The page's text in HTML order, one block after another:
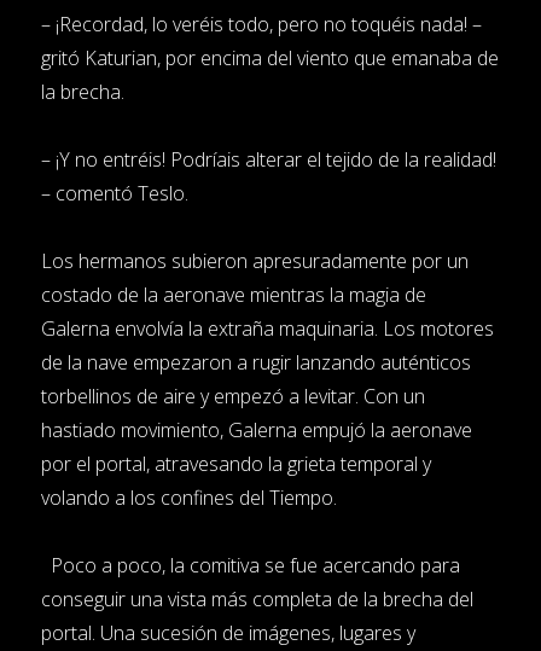
– ¡Recordad, lo veréis todo, pero no toquéis nada! –
gritó Katurian, por encima del viento que emanaba de
la brecha.
– ¡Y no entréis! Podríais alterar el tejido de la realidad!
– comentó Teslo.
Los hermanos subieron apresuradamente por un
costado de la aeronave mientras la magia de
Galerna envolvía la extraña maquinaria. Los motores
de la nave empezaron a rugir lanzando auténticos
torbellinos de aire y empezó a levitar. Con un
hastiado movimiento, Galerna empujó la aeronave
por el portal, atravesando la grieta temporal y
volando a los confines del Tiempo.
Poco a poco, la comitiva se fue acercando para
conseguir una vista más completa de la brecha del
portal. Una sucesión de imágenes, lugares y